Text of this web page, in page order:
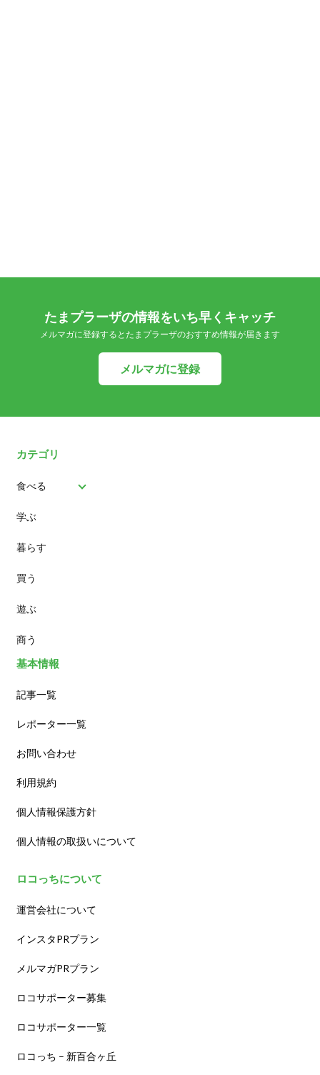
たまプラーザの情報をいち早くキャッチ
メルマガに登録するとたまプラーザのおすすめ情報が届きます
メルマガに登録
カテゴリ
食べる
パン
スイーツ
ランチ
カフェ
学ぶ
暮らす
買う
遊ぶ
商う
基本情報
記事一覧
レポーター一覧
お問い合わせ
利用規約
個人情報保護方針
個人情報の取扱いについて
ロコっちについて
運営会社について
インスタPRプラン
メルマガPRプラン
ロコサポーター募集
ロコサポーター一覧
ロコっち – 新百合ヶ丘